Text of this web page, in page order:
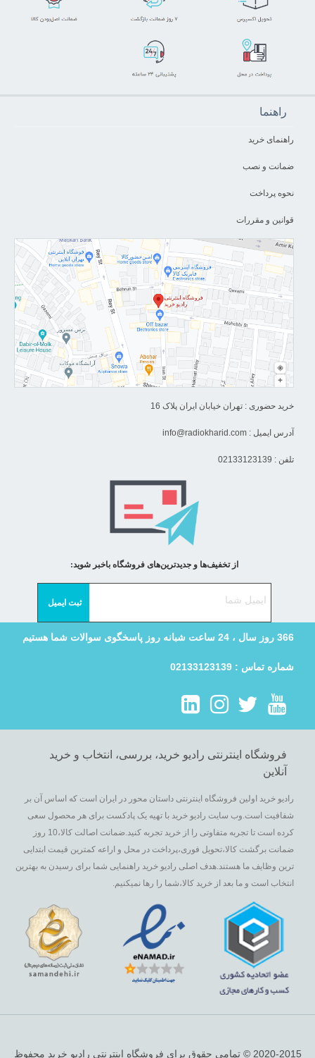
راهنما
راهنمای خرید
ضمانت و نصب
نحوه پرداخت
قوانین و مقررات
خرید حضوری : تهران خیابان ایران پلاک 16
آدرس ایمیل : info@radiokharid.com
تلفن : 02133123139
366 روز سال ، 24 ساعت شبانه روز پاسخگوی سوالات شما هستیم
شماره تماس : 02133123139
از تخفیف‌ها و جدیدترین‌های فروشگاه باخبر شوید:
فروشگاه اینترنتی رادیو خرید، بررسی، انتخاب و خرید
آنلاین
رادیو خرید اولین فروشگاه اینترنتی داستان محور در ایران است که اساس آن بر
شفافیت است.وب سایت رادیو خرید با تهیه یک پادکست برای هر محصول سعی
کرده است تا تجربه متفاوتی را از خرید تجربه کنید.ضمانت اصالت کالا،10 روز
ضمانت برگشت کالا،تحویل فوری،پرداخت در محل و اراعه کمترین قیمت ابتدایی
ترین وظایف ما هستند.هدف اصلی رادیو خرید راهنمایی شما برای رسیدن به بهترین
انتخاب است و ما بعد از خرید کالا،شما را رها نمیکنیم.
2020-2015 © تمامی حقوق برای فروشگاه اینترنتی رادیو خرید محفوظ